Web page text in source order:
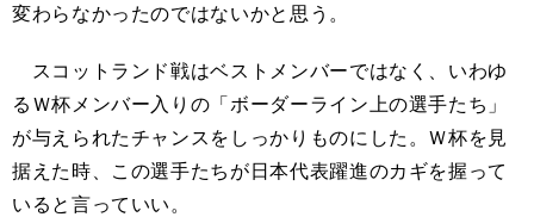
変わらなかったのではないかと思う。
スコットランド戦はベストメンバーではなく、いわゆ
るＷ杯メンバー入りの「ボーダーライン上の選手たち」
が与えられたチャンスをしっかりものにした。Ｗ杯を見
据えた時、この選手たちが日本代表躍進のカギを握って
いると言っていい。